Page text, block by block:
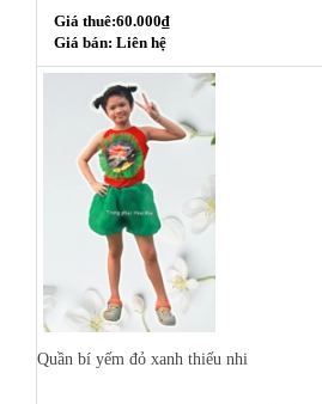
Giá thuê:60.000₫
Giá bán: Liên hệ
Quần bí yếm đỏ xanh thiếu nhi